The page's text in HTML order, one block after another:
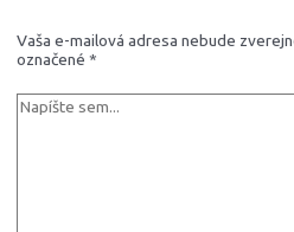
Vaša e-mailová adresa nebude
označené *
Napíšte
sem...